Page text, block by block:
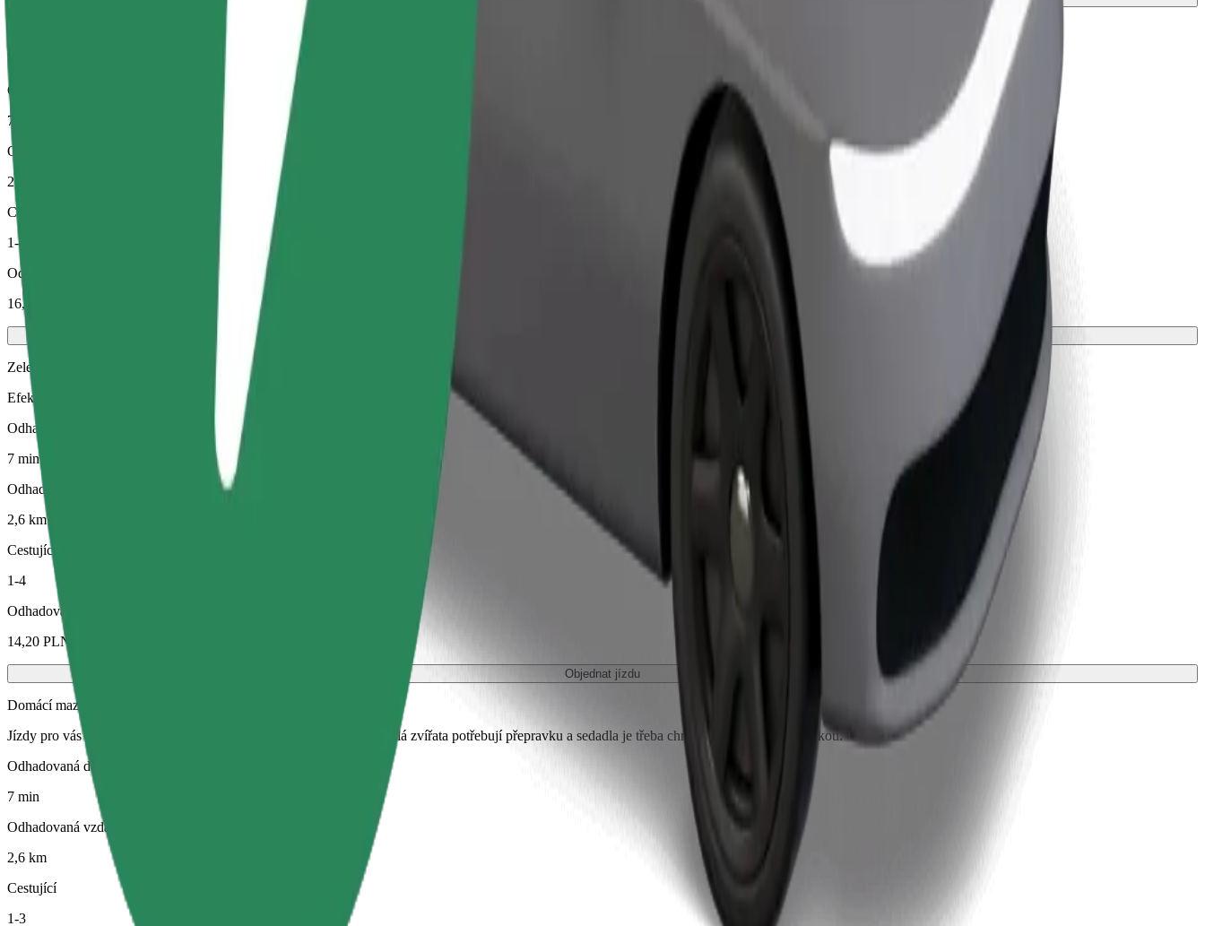
Větší vozidla s dostatkem místa pro nohy a úložným prostorem
Odhadovaná doba jízdy
7 min
Odhadovaná vzdálenost
2,6 km
Cestující
1-4
Odhadovaná cena
16,20 PLN
Zelený
Efektivní jízdy v hybridních a elektrických vozidlech
Odhadovaná doba jízdy
7 min
Odhadovaná vzdálenost
2,6 km
Cestující
1-4
Odhadovaná cena
14,20 PLN
Objednat jízdu
Domácí mazlíčci
Jízdy pro vás i vašeho domácího mazlíčka. Psi musí mít náhubek, malá zvířata potřebují přepravku a sedadla je třeba chránit dekou nebo podložkou.
Odhadovaná doba jízdy
7 min
Odhadovaná vzdálenost
2,6 km
Cestující
1-3